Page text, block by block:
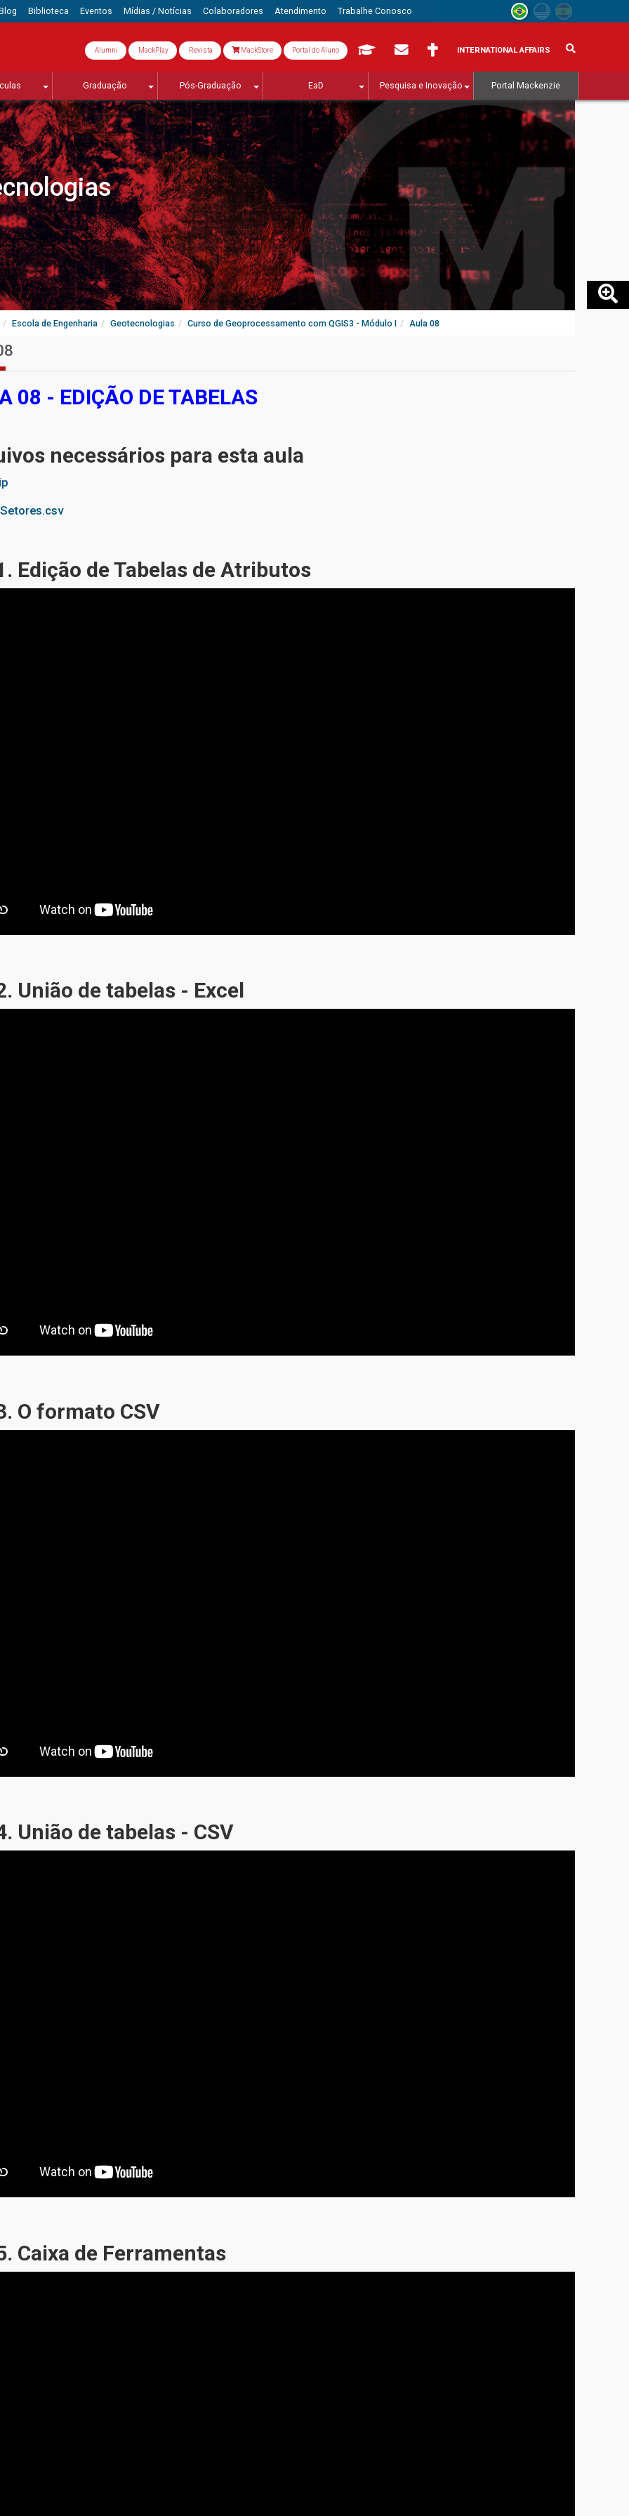
Biblioteca Eventos Mídias / Notícias Colaboradores Atendimento Trabalhe Conosco
Alumni MackPlay Revista MackStore Portal do Aluno INTERNATIONAL AFFAIRS
Graduação Pós-Graduação EaD Pesquisa e Inovação Portal Mackenzie
Escola de Engenharia Geotecnologias Curso de Geoprocessamento com QGIS3 - Módulo I Aula 08
08 - EDIÇÃO DE TABELAS
necessários para esta aula
Edição de Tabelas de Atributos
União de tabelas - Excel
O formato CSV
União de tabelas - CSV
Caixa de Ferramentas